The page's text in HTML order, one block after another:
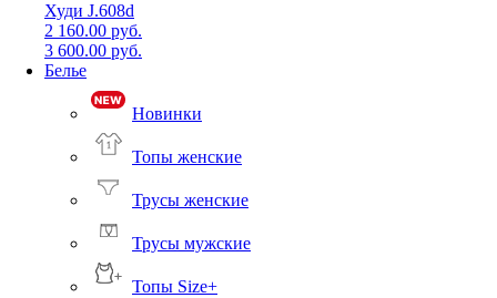
Худи J.608d
2 160.00 руб.
3 600.00 руб.
Белье
Новинки
Топы женские
Трусы женские
Трусы мужские
Топы Size+